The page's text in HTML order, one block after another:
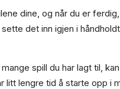
dine, og når du er
det inn igjen i
spill du har lagt til,
litt lengre tid å starte opp i